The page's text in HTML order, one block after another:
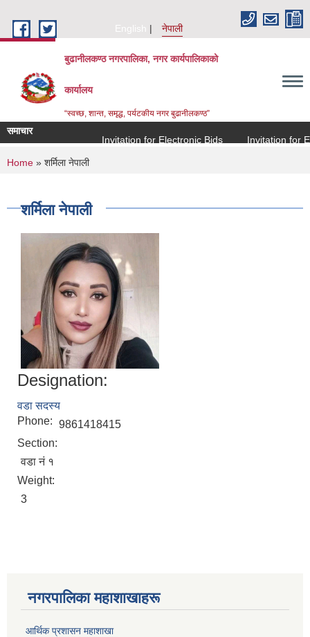
English
नेपाली
बुढानीलकण्ठ नगरपालिका, नगर कार्यपालिकाको
कार्यालय
“स्वच्छ, शान्त, समृद्ध, पर्यटकीय नगर बुढानीलकण्ठ”
समाचार
Invitation for Electronic Bids
Invitation for
You are here
Home » शर्मिला नेपाली
शर्मिला नेपाली
Designation:
वडा सदस्य
Phone: 9861418415
Section:
वडा नं १
Weight:
3
नगरपालिका महाशाखाहरू
आर्थिक प्रशासन महाशाखा